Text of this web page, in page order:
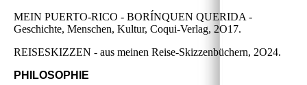
MEIN PUERTO-RICO - BORÍNQUEN QUERIDA -
Geschichte, Menschen, Kultur, Coqui-Verlag, 2O17.
REISESKIZZEN - aus meinen Reise-Skizzenbüchern, 2O24.
PHILOSOPHIE